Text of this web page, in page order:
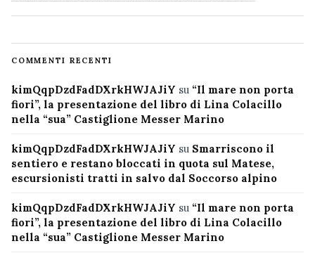
COMMENTI RECENTI
kimQqpDzdFadDXrkHWJAJiY su “Il mare non porta
fiori”, la presentazione del libro di Lina Colacillo
nella “sua” Castiglione Messer Marino
kimQqpDzdFadDXrkHWJAJiY su Smarriscono il
sentiero e restano bloccati in quota sul Matese,
escursionisti tratti in salvo dal Soccorso alpino
kimQqpDzdFadDXrkHWJAJiY su “Il mare non porta
fiori”, la presentazione del libro di Lina Colacillo
nella “sua” Castiglione Messer Marino